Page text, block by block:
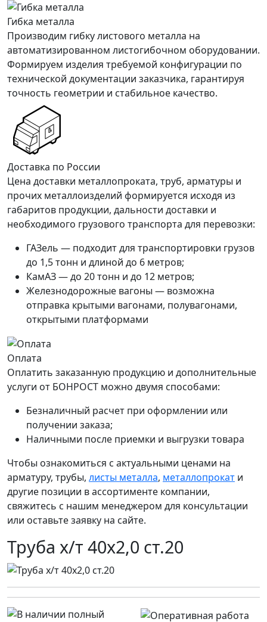
Гибка металла
Производим гибку листового металла на
автоматизированном листогибочном оборудовании.
Формируем изделия требуемой конфигурации по
технической документации заказчика, гарантируя
точность геометрии и стабильное качество.
Доставка по России
Цена доставки металлопроката, труб, арматуры и
прочих металлоизделий формируется исходя из
габаритов продукции, дальности доставки и
необходимого грузового транспорта для перевозки:
ГАЗель — подходит для транспортировки грузов
до 1,5 тонн и длиной до 6 метров;
КамАЗ — до 20 тонн и до 12 метров;
Железнодорожные вагоны — возможна
отправка крытыми вагонами, полувагонами,
открытыми платформами
Оплата
Оплатить заказанную продукцию и дополнительные
услуги от БОНРОСТ можно двумя способами:
Безналичный расчет при оформлении или
получении заказа;
Наличными после приемки и выгрузки товара
Чтобы ознакомиться с актуальными ценами на
арматуру, трубы, листы металла, металлопрокат и
другие позиции в ассортименте компании,
свяжитесь с нашим менеджером для консультации
или оставьте заявку на сайте.
Труба х/т 40х2,0 ст.20